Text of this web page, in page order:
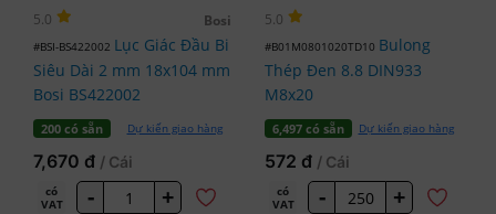
5.0 Bosi
#BSI-BS422002 Lục Giác Đầu Bi
Siêu Dài 2 mm 18x104 mm
Bosi BS422002
200 có sẵn Dự kiến giao hàng
7,670 đ / Cái
có
VAT
- +
5.0
#B01M0801020TD10 Bulong
Thép Đen 8.8 DIN933
M8x20
6,497 có sẵn Dự kiến giao hàng
572 đ / Cái
có
VAT
- +